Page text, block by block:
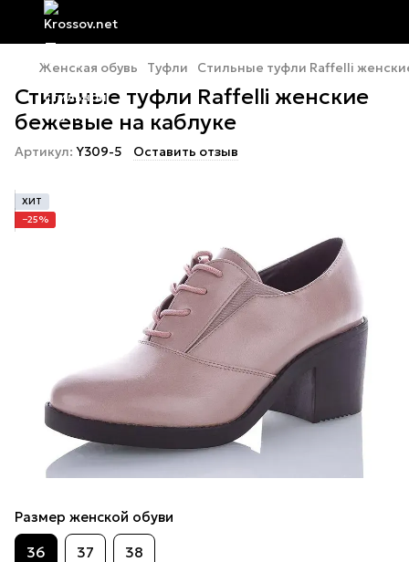
Женская обувь Туфли Стильные туфли Raffelli
Стильные туфли Raffelli женские
бежевые на каблуке
Артикул: Y309-5 Оставить отзыв
ХИТ
−25%
Размер женской обуви
36 37 38